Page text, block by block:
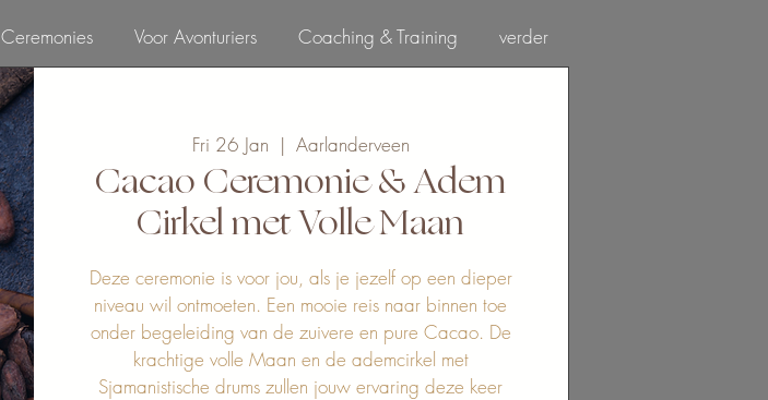
Fri 26 Jan
  |
Aarlanderveen
Cacao Ceremonie & Adem
Cirkel met Volle Maan
Deze ceremonie is voor jou, als je jezelf op een dieper
niveau wil ontmoeten. Een mooie reis naar binnen toe
onder begeleiding van de zuivere en pure Cacao. De
krachtige volle Maan en de ademcirkel met
Sjamanistische drums zullen jouw ervaring deze keer
Ceremonies Voor Avonturiers Coaching & Training verder